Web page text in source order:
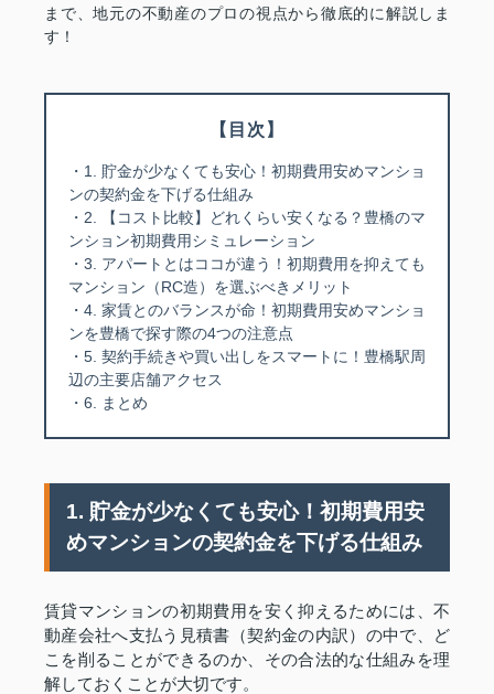
まで、地元の不動産のプロの視点から徹底的に解説しま
す！
【目次】
・1. 貯金が少なくても安心！初期費用安めマンショ
ンの契約金を下げる仕組み
・2. 【コスト比較】どれくらい安くなる？豊橋のマ
ンション初期費用シミュレーション
・3. アパートとはココが違う！初期費用を抑えても
マンション（RC造）を選ぶべきメリット
・4. 家賃とのバランスが命！初期費用安めマンショ
ンを豊橋で探す際の4つの注意点
・5. 契約手続きや買い出しをスマートに！豊橋駅周
辺の主要店舗アクセス
・6. まとめ
1. 貯金が少なくても安心！初期費用安
めマンションの契約金を下げる仕組み
賃貸マンションの初期費用を安く抑えるためには、不
動産会社へ支払う見積書（契約金の内訳）の中で、ど
こを削ることができるのか、その合法的な仕組みを理
解しておくことが大切です。